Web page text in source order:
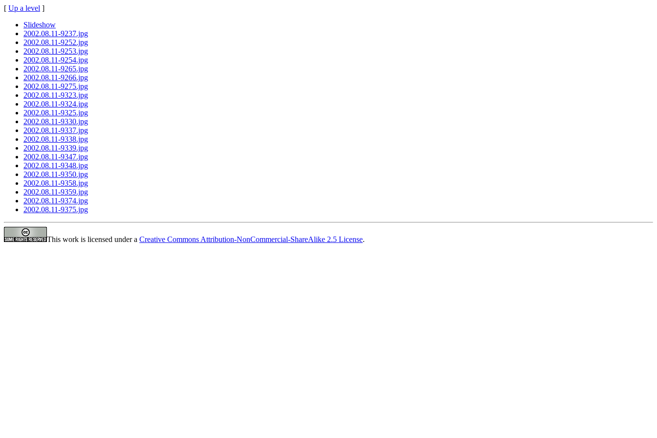
[ Up a level ]
Slideshow
2002.08.11-9237.jpg
2002.08.11-9252.jpg
2002.08.11-9253.jpg
2002.08.11-9254.jpg
2002.08.11-9265.jpg
2002.08.11-9266.jpg
2002.08.11-9275.jpg
2002.08.11-9323.jpg
2002.08.11-9324.jpg
2002.08.11-9325.jpg
2002.08.11-9330.jpg
2002.08.11-9337.jpg
2002.08.11-9338.jpg
2002.08.11-9339.jpg
2002.08.11-9347.jpg
2002.08.11-9348.jpg
2002.08.11-9350.jpg
2002.08.11-9358.jpg
2002.08.11-9359.jpg
2002.08.11-9374.jpg
2002.08.11-9375.jpg
This work is licensed under a Creative Commons Attribution-NonCommercial-ShareAlike 2.5 License.